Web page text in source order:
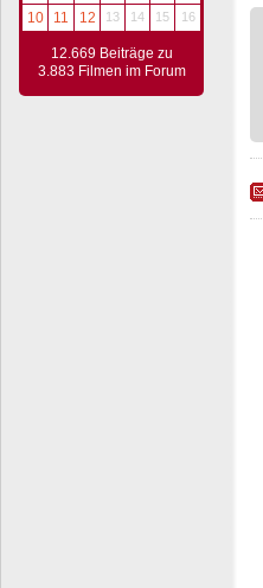
10
11 12 13 14 15 16
12.669 Beiträge zu
3.883 Filmen im Forum